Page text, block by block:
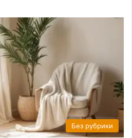
Без рубрики